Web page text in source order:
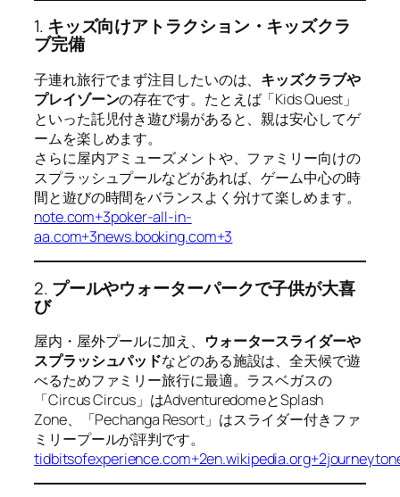
1. キッズ向けアトラクション・キッズクラ
ブ完備
子連れ旅行でまず注目したいのは、 キッズクラブや
プレイゾーンの存在です。たとえば「Kids Quest」
といった託児付き遊び場があると、親は安心してゲ
ームを楽しめます。
さらに屋内アミューズメントや、ファミリー向けの
スプラッシュプールなどがあれば、ゲーム中心の時
間と遊びの時間をバランスよく分けて楽しめます。
note.com+3poker-all-in-
aa.com+3news.booking.com+3
2. プールやウォーターパークで子供が大喜
び
屋内・屋外プールに加え、 ウォータースライダーや
スプラッシュパッドなどのある施設は、全天候で遊
べるためファミリー旅行に最適。ラスベガスの
「Circus Circus」はAdventuredomeとSplash
Zone、「Pechanga Resort」はスライダー付きファ
ミリープールが評判です。